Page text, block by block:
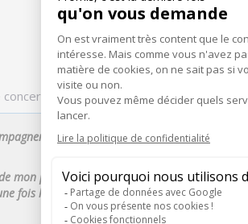
notre accompagnement :
par un professionnel de la reprise me
mon projet : dans la phase de recherche, il
fois le dossier trouvé, il m’a proposé un